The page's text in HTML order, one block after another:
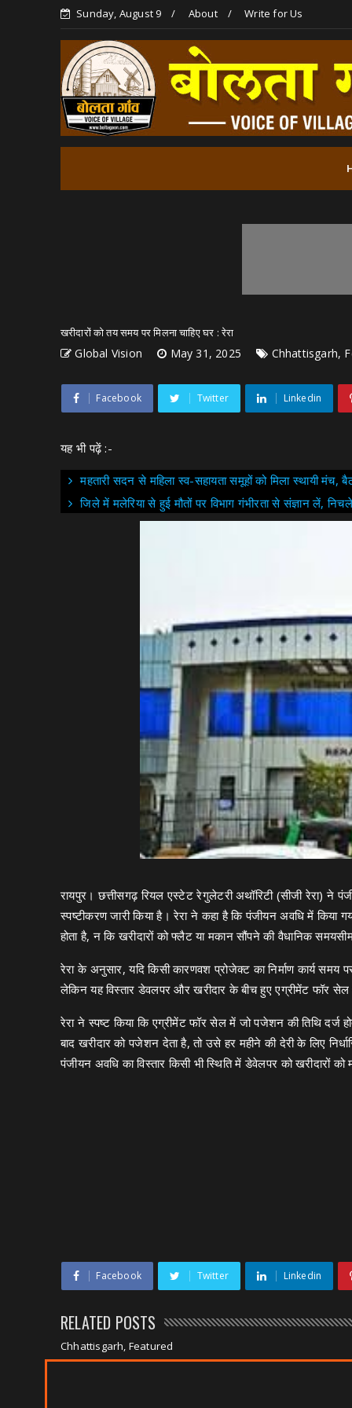
Sunday, August 9 About Write for Us
खरीदारों को तय समय पर मिलना चाहिए घर : रेरा
Global Vision May 31, 2025 Chhattisgarh,
Facebook Twitter Linkedin
यह भी पढ़ें :-
महतारी सदन से महिला स्व-सहायता समूहों को मिला स्थायी मंच,
जिले में मलेरिया से हुई मौतों पर विभाग गंभीरता से संज्ञान लें,
रायपुर। छत्तीसगढ़ रियल एस्टेट रेगुलेटरी अथॉरिटी (सीजी रेरा)
स्पष्टीकरण जारी किया है। रेरा ने कहा है कि पंजीयन अवधि में किया
होता है, न कि खरीदारों को फ्लैट या मकान सौंपने की वैधानिक
रेरा के अनुसार, यदि किसी कारणवश प्रोजेक्ट का निर्माण कार्य समय
लेकिन यह विस्तार डेवलपर और खरीदार के बीच हुए एग्रीमेंट फॉर
रेरा ने स्पष्ट किया कि एग्रीमेंट फॉर सेल में जो पजेशन की तिथि दर्ज
बाद खरीदार को पजेशन देता है, तो उसे हर महीने की देरी के लिए
पंजीयन अवधि का विस्तार किसी भी स्थिति में डेवेलपर को खरीदारों
Facebook Twitter Linkedin
RELATED POSTS
Chhattisgarh, Featured